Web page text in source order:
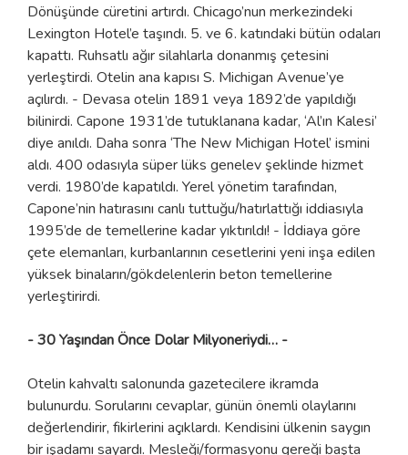
Dönüşünde cüretini artırdı. Chicago’nun merkezindeki
Lexington Hotel’e taşındı. 5. ve 6. katındaki bütün odaları
kapattı. Ruhsatlı ağır silahlarla donanmış çetesini
yerleştirdi. Otelin ana kapısı S. Michigan Avenue’ye
açılırdı. - Devasa otelin 1891 veya 1892’de yapıldığı
bilinirdi. Capone 1931’de tutuklanana kadar, ‘Al’ın Kalesi’
diye anıldı. Daha sonra ‘The New Michigan Hotel’ ismini
aldı. 400 odasıyla süper lüks genelev şeklinde hizmet
verdi. 1980’de kapatıldı. Yerel yönetim tarafından,
Capone’nin hatırasını canlı tuttuğu/hatırlattığı iddiasıyla
1995’de de temellerine kadar yıktırıldı! - İddiaya göre
çete elemanları, kurbanlarının cesetlerini yeni inşa edilen
yüksek binaların/gökdelenlerin beton temellerine
yerleştirirdi.
- 30 Yaşından Önce Dolar Milyoneriydi… -
Otelin kahvaltı salonunda gazetecilere ikramda
bulunurdu. Sorularını cevaplar, günün önemli olaylarını
değerlendirir, fikirlerini açıklardı. Kendisini ülkenin saygın
bir işadamı sayardı. Mesleği/formasyonu gereği başta